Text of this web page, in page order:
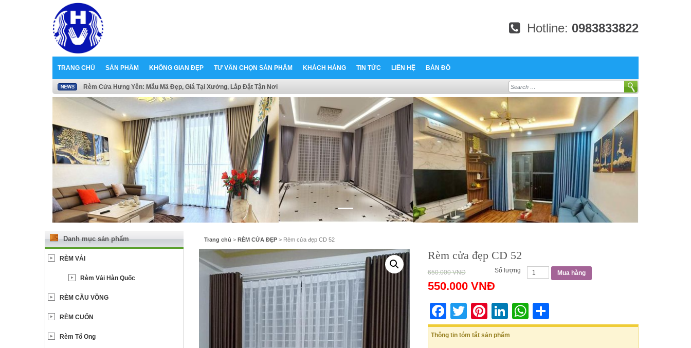
Hotline: 0983833822
TRANG CHỦ SẢN PHẨM KHÔNG GIAN ĐẸP TƯ VẤN CHỌN SẢN PHẨM KHÁCH HÀNG TIN TỨC LIÊN HỆ BẢN ĐỒ
Rèm Cửa Hưng Yên: Mẫu Mã Đẹp, Giá Tại Xưởng, Lắp Đặt Tận Nơi Search
Trang chủ > RÈM CỬA ĐẸP > Rèm cửa đẹp CD 52
Rèm cửa đẹp CD 52
650.000VNĐ
550.000 VNĐ
Số lượng Mua hàng
Facebook
TwitterPinterest
LinkedIn
WhatsApp
Thông tin tóm tắt sản phẩm
Danh mục sản phẩm
RÈM VẢI
Rèm Vải Hàn Quốc
RÈM CẦU VỒNG
RÈM CUỐN
Rèm Tổ Ong